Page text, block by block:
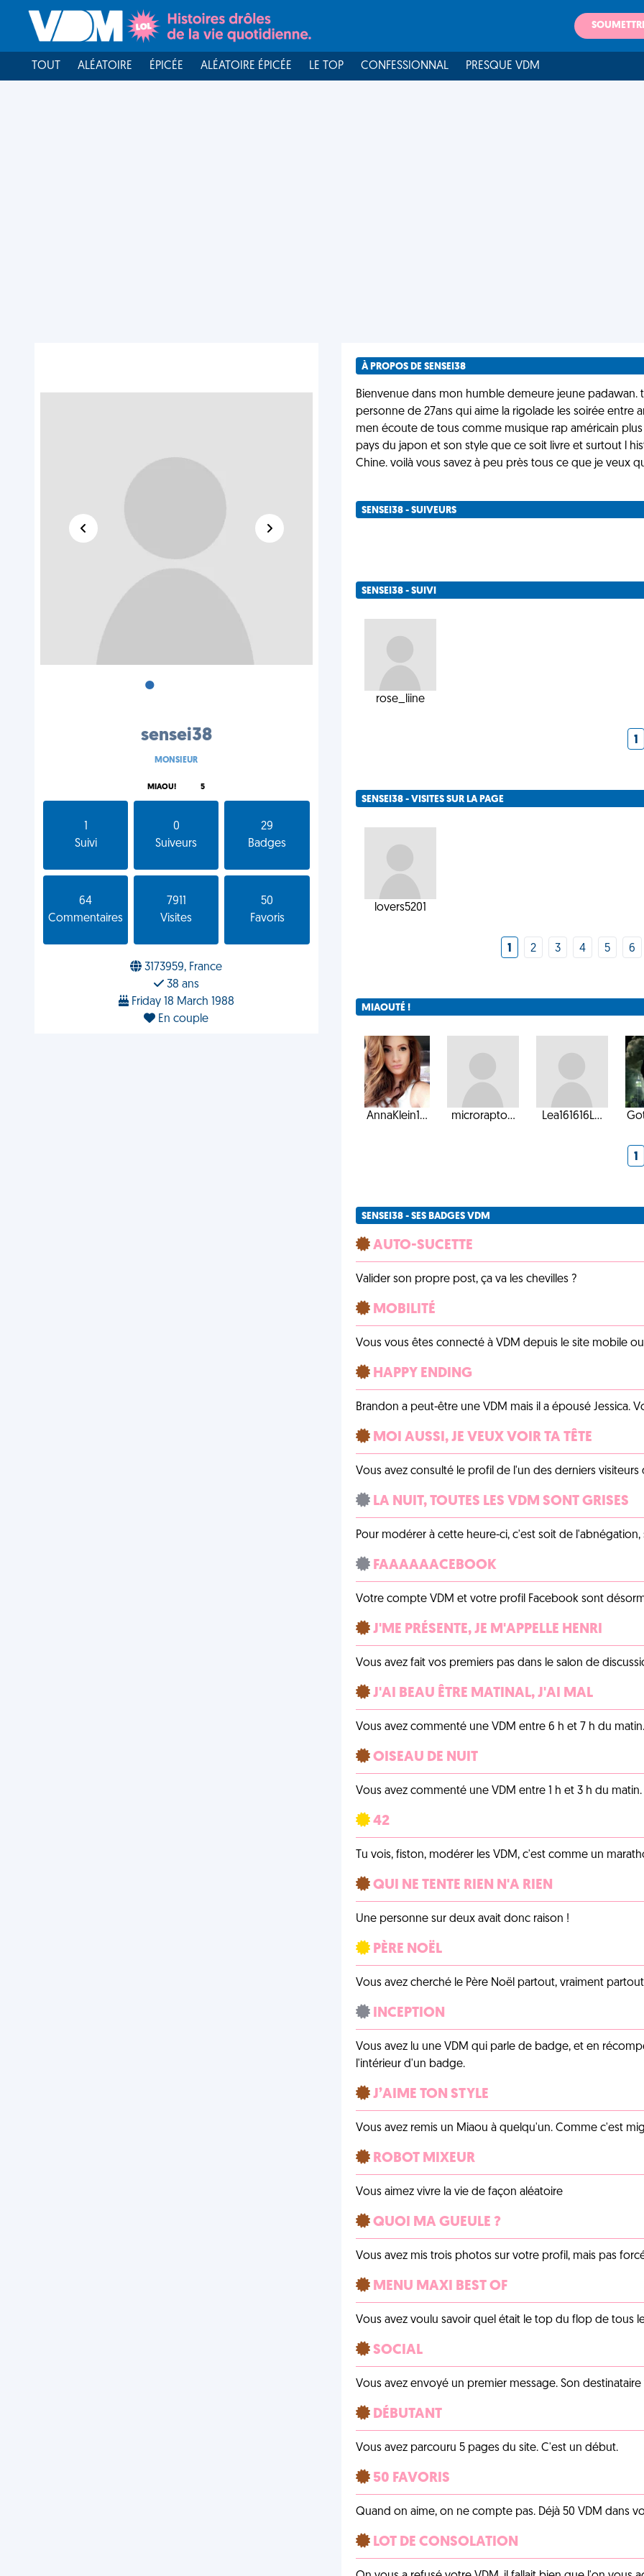
TOUT ALÉATOIRE ÉPICÉE ALÉATOIRE ÉPICÉE LE TOP CONFESSIONNAL PRESQUE VDM
•
sensei38
MONSIEUR
MIAOU! 5
Suivi
0
Suiveurs
29
Badges
64
Commentaires
7911
Visites
50
Favoris
3173959, France
38 ans
Friday 18 March 1988
En couple
À PROPOS DE SENSEI38
Bienvenue dans mon humble demeure jeune
personne de 27ans qui aime la rigolade les soirée entre
men écoute de tous comme musique rap américain
pays du japon et son style que ce soit livre et surtout l
Chine. voilà vous savez à peu près tous ce que je veux
SENSEI38 - SUIVEURS
SENSEI38 - SUIVI
rose_liine
1
SENSEI38 - VISITES SUR LA PAGE
lovers5201
1 2 3 4 5 6
MIAOUTÉ !
AnnaKlein1... microrapto... Lea161616L...
1
SENSEI38 - SES BADGES VDM
AUTO-SUCETTE
Valider son propre post, ça va les chevilles ?
MOBILITÉ
Vous vous êtes connecté à VDM depuis le site mobile
HAPPY ENDING
Brandon a peut-être une VDM mais il a épousé Jessica.
MOI AUSSI, JE VEUX VOIR TA TÊTE
Vous avez consulté le profil de l'un des derniers
LA NUIT, TOUTES LES VDM SONT GRISES
Pour modérer à cette heure-ci, c'est soit de
FAAAAAACEBOOK
Votre compte VDM et votre profil Facebook sont
J'ME PRÉSENTE, JE M'APPELLE HENRI
Vous avez fait vos premiers pas dans le salon de
J'AI BEAU ÊTRE MATINAL, J'AI MAL
Vous avez commenté une VDM entre 6 h et 7 h du matin.
OISEAU DE NUIT
Vous avez commenté une VDM entre 1 h et 3 h du matin.
42
Tu vois, fiston, modérer les VDM, c'est comme un
QUI NE TENTE RIEN N'A RIEN
Une personne sur deux avait donc raison !
PÈRE NOËL
Vous avez cherché le Père Noël partout, vraiment
INCEPTION
Vous avez lu une VDM qui parle de badge, et en
l'intérieur d'un badge.
J’AIME TON STYLE
Vous avez remis un Miaou à quelqu'un. Comme c'est
ROBOT MIXEUR
Vous aimez vivre la vie de façon aléatoire
QUOI MA GUEULE ?
Vous avez mis trois photos sur votre profil, mais pas
MENU MAXI BEST OF
Vous avez voulu savoir quel était le top du flop de tous
SOCIAL
Vous avez envoyé un premier message. Son
DÉBUTANT
Vous avez parcouru 5 pages du site. C'est un début.
50 FAVORIS
Quand on aime, on ne compte pas. Déjà 50 VDM dans
LOT DE CONSOLATION